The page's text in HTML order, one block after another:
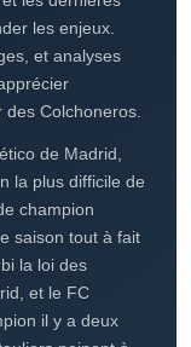
de
une couverture
actualité. En
les dernières
les enjeux.
et analyses
Colchoneros.
de Madrid,
la plus difficile de